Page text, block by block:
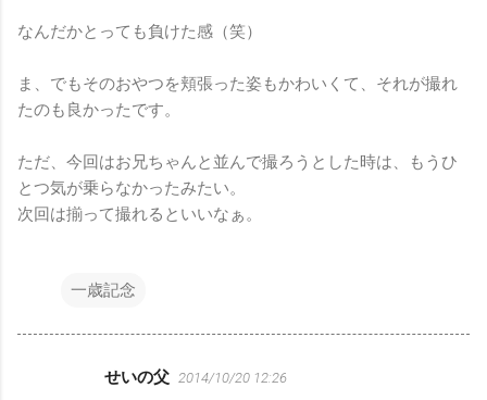
なんだかとっても負けた感（笑）
ま、でもそのおやつを頬張った姿もかわいくて、それが撮れ
たのも良かったです。
ただ、今回はお兄ちゃんと並んで撮ろうとした時は、もうひ
とつ気が乗らなかったみたい。
次回は揃って撮れるといいなぁ。
一歳記念
せいの父 2014/10/20 12:26